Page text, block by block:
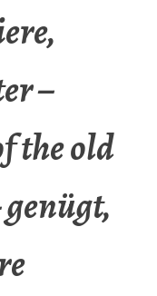
–
the old